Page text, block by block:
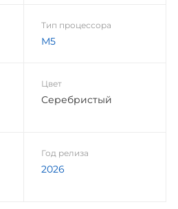
Тип процессора
М5
Цвет
Серебристый
Год релиза
2026